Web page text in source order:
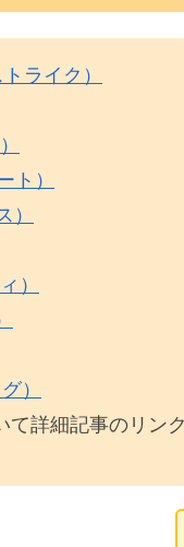
ライク）
ト）
）
）
て詳細記事のリン